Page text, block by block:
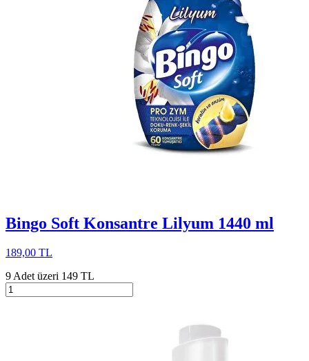
Bingo Soft Konsantre Lilyum 1440 ml
189,00 TL
9 Adet üzeri 149 TL